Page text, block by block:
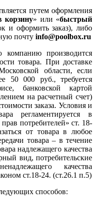
путем оформления
корзину» или «быстрый
и оформить заказ), либо
почту info@poolbox.ru
компанию производится
товара. При доставке
области, если
50 000 руб., требуется
банковской картой
на расчетный счет)
заказа. Условия и
регламентируется в
потребителей» ст. 18-
от товара в любое
товара – в течение
надлежащего качества
вид, потребительские
качества
ст.18-24. (ст.26.1 п.5)
способов: